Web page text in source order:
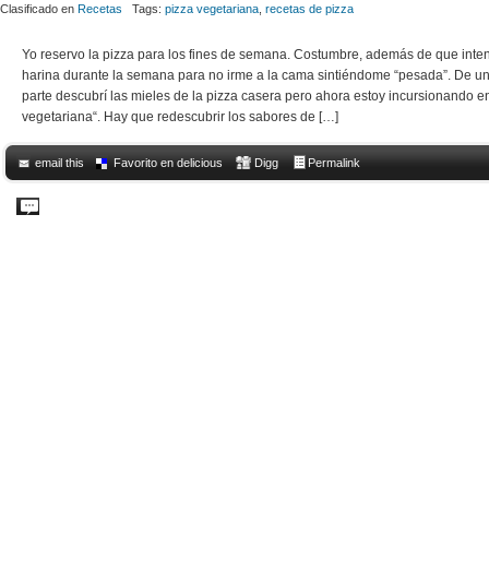
Clasificado en Recetas Tags: pizza vegetariana recetas de pizza
Yo reservo la pizza para los fines de semana. Costumbre, además de que
harina durante la semana para no irme a la cama sintiéndome “pesada”. De
parte descubrí las mieles de la pizza casera pero ahora estoy incursionando
vegetariana“. Hay que redescubrir los sabores de […]
email this Favorito en delicious Digg Permalink